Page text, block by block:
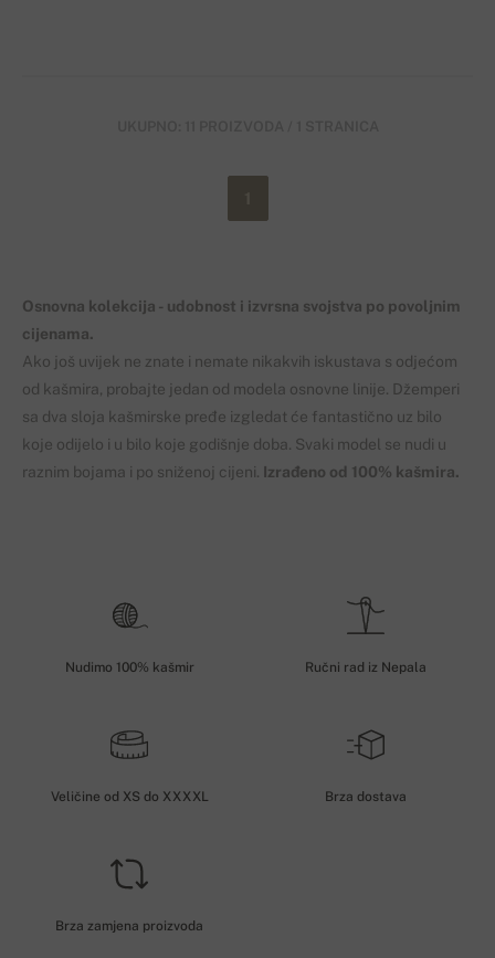
Osnovna kolekcija - udobnost i izvrsna svojstva po povoljnim
cijenama.
Ako još uvijek ne znate i nemate nikakvih iskustava s odjećom
od kašmira, probajte jedan od modela osnovne linije . Džemperi
sa dva sloja kašmirske pređe izgledat će fantastično uz bilo
koje odijelo i u bilo koje godišnje doba. Svaki model se nudi u
raznim bojama i po sniženoj cijeni Izrađeno od 100% kašmira.
Nudimo 100% kašmir Ručni rad iz Nepala
Veličine od XS do XXXXL Brza dostava
Brza zamjena proizvoda